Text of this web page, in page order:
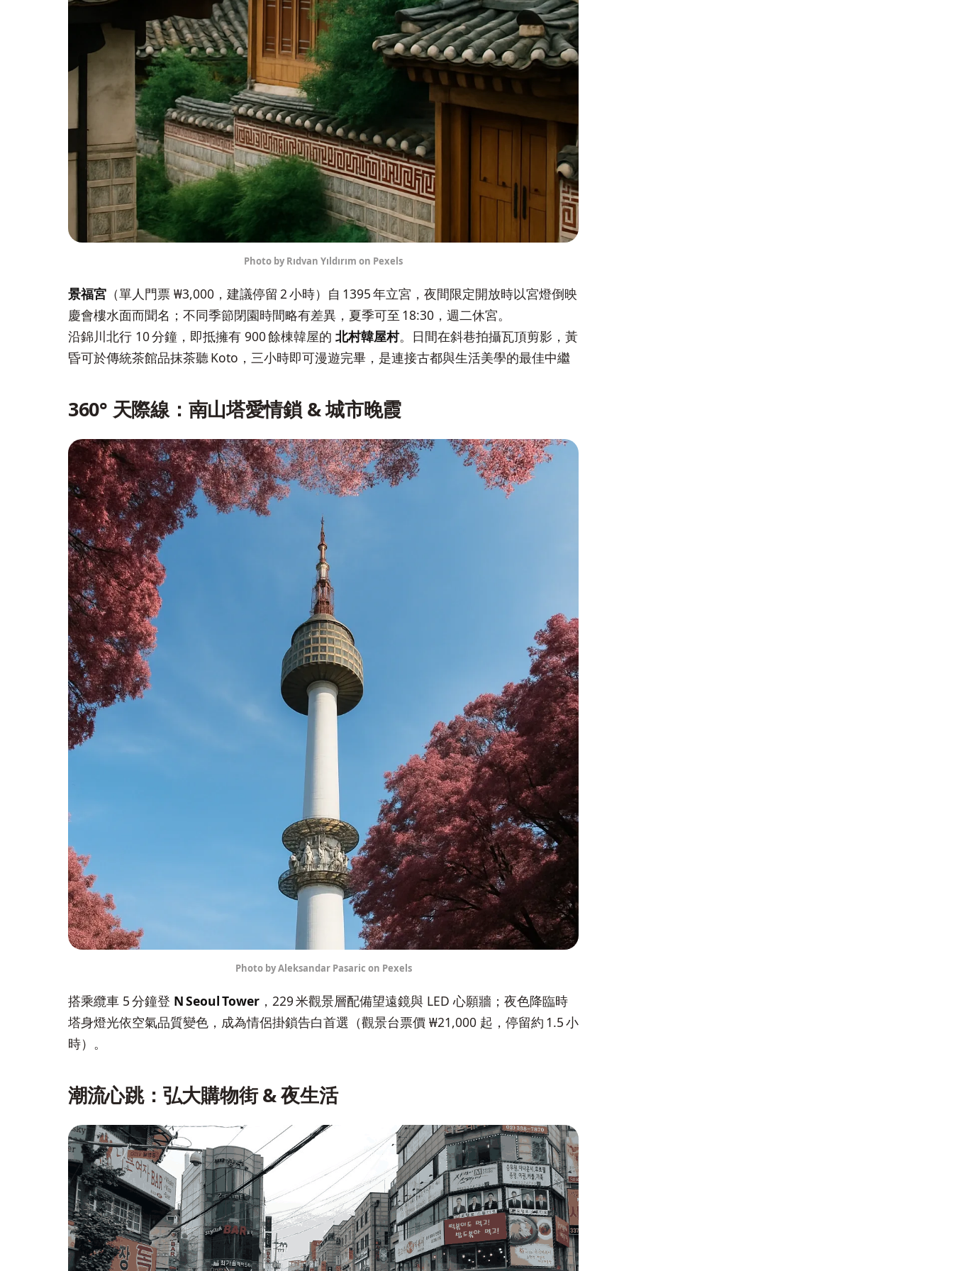
Photo by Rıdvan Yıldırım on Pexels
景福宮 （單人門票 ₩3,000，建議停留 2 小時）自 1395 年立宮，夜間限定開放時以宮燈倒映
慶會樓水面而聞名；不同季節閉園時間略有差異，夏季可至 18:30，週二休宮。
沿錦川北行 10 分鐘，即抵擁有 900 餘棟韓屋的 北村韓屋村。日間在斜巷拍攝瓦頂剪影，黃
昏可於傳統茶館品抹茶聽 Koto，三小時即可漫遊完畢，是連接古都與生活美學的最佳中繼
360° 天際線：南山塔愛情鎖 & 城市晚霞
Photo by Aleksandar Pasaric on Pexels
搭乘纜車 5 分鐘登 N Seoul Tower ，229 米觀景層配備望遠鏡與 LED 心願牆；夜色降臨時
塔身燈光依空氣品質變色，成為情侶掛鎖告白首選（觀景台票價 ₩21,000 起，停留約 1.5 小
時）。
潮流心跳：弘大購物街 & 夜生活